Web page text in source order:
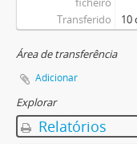
Transferido 10
Área de transferência
Adicionar
Explorar
Relatórios